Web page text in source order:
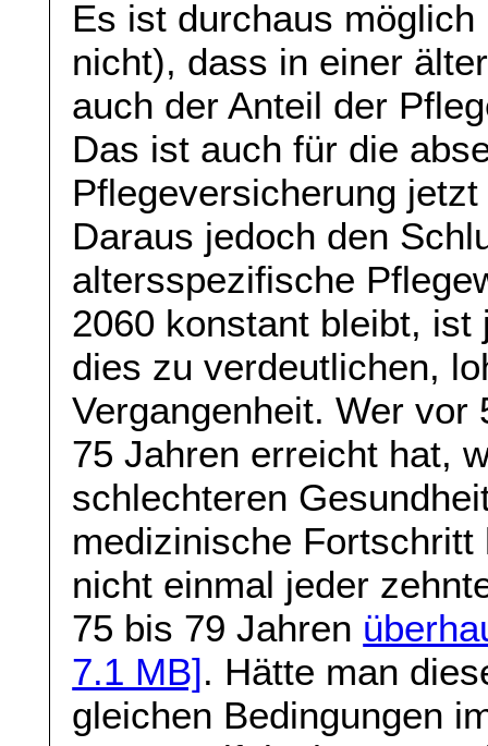
Es ist durchaus
nicht), dass in einer
auch der Anteil der
Das ist auch für die
Pflegeversicherung
Daraus jedoch den
altersspezifische
2060 konstant bleibt,
dies zu verdeutlichen,
Vergangenheit. Wer
75 Jahren erreicht hat,
schlechteren
medizinische
nicht einmal jeder
75 bis 79 Jahren
7.1 MB]. Hätte man
gleichen Bedingungen